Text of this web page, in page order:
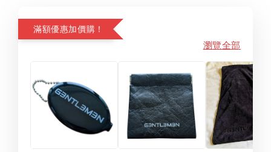
滿額優惠加價購！
瀏覽全部